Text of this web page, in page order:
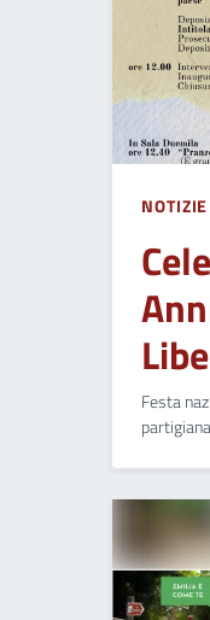
NOTIZIE
Festa